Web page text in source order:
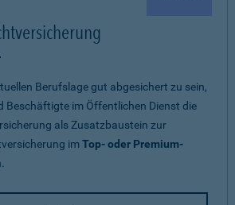
Berufslage gut abgesichert zu sein,
Beschäftigte im Öffentlichen Dienst die
als Zusatzbaustein zur
imTop- oder Premium-